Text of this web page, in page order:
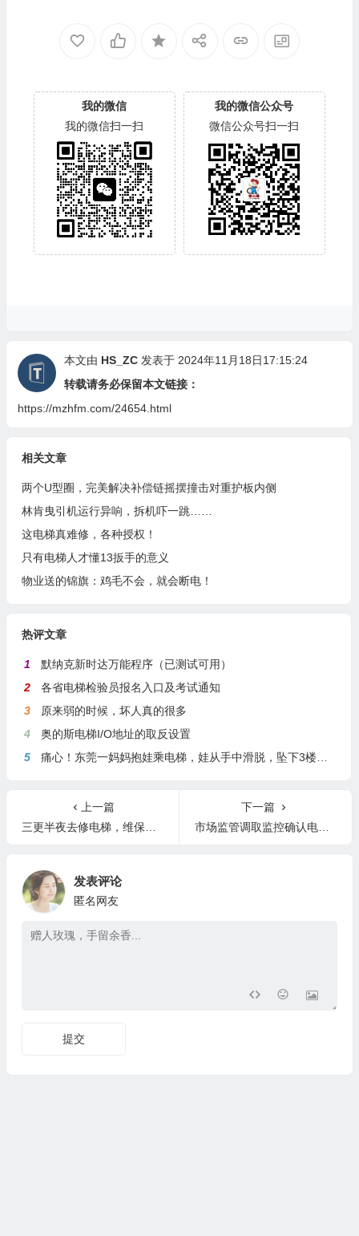
我的微信
我的微信扫一扫
我的微信公众号
微信公众号扫一扫
本文由 HS_ZC发表于 2024年11月18日17:15:24
转载请务必保留本文链接：
https://mzhfm.com/24654.html
相关文章
两个U型圈，完美解决补偿链摇摆撞击对重护板内侧
林肯曳引机运行异响，拆机吓一跳……
这电梯真难修，各种授权！
只有电梯人才懂13扳手的意义
物业送的锦旗：鸡毛不会，就会断电！
热评文章
1
默纳克新时达万能程序（已测试可用）
2
各省电梯检验员报名入口及考试通知
3
原来弱的时候，坏人真的很多
4
奥的斯电梯I/O地址的取反设置
5
痛心！东莞一妈妈抱娃乘电梯，娃从手中滑脱，坠下3楼身亡
上一篇
三更半夜去修电梯，维保工不幸坠亡！
下一篇
市场监管调取监控确认电梯“纸面”维保 维保公司被立案调查
发表评论
匿名网友
提交